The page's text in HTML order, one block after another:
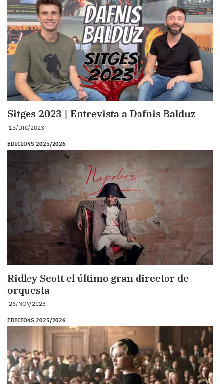
Sitges 2023 | Entrevista a Dafnis Balduz
15/DIC/2023
EDICIONS 2025/2026
Ridley Scott el último gran director de
orquesta
26/NOV/2023
EDICIONS 2025/2026